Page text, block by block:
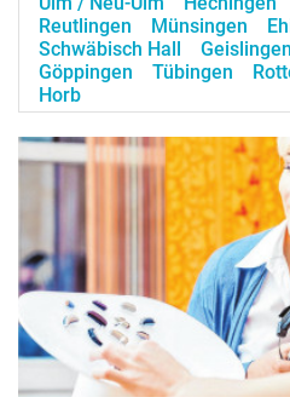
Reutlingen
Münsingen
Schwäbisch Hall
Geislingen
Göppingen
Tübingen
Horb